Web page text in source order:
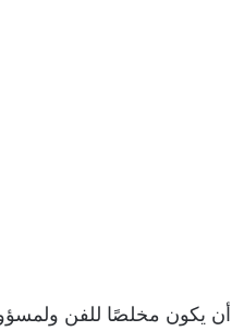
يكون مخلصًا للفن